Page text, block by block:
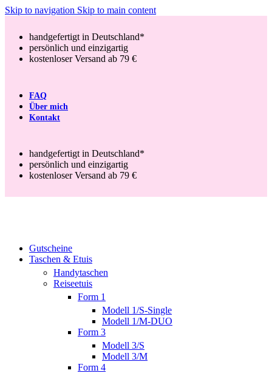
Skip to navigation Skip to main content
handgefertigt in Deutschland*
persönlich und einzigartig
kostenloser Versand ab 79 €
FAQ
Über mich
Kontakt
handgefertigt in Deutschland*
persönlich und einzigartig
kostenloser Versand ab 79 €
Gutscheine
Taschen & Etuis
Handytaschen
Reiseetuis
Form 1
Modell 1/S-Single
Modell 1/M-DUO
Form 3
Modell 3/S
Modell 3/M
Form 4